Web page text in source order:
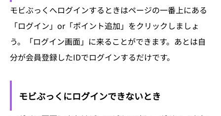
モビぶっくへログインするときはページの一番上にある
「ログイン」or「ポイント追加」をクリックしましょ
う。「ログイン画面」に来ることができます。あとは自
分が会員登録したIDでログインするだけです。
モビぶっくにログインできないとき